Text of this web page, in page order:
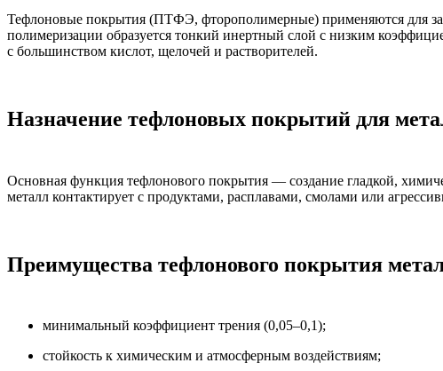
Тефлоновые покрытия (ПТФЭ, фторополимерные) применяются для
полимеризации образуется тонкий инертный слой с низким
с большинством кислот, щелочей и растворителей.
Назначение тефлоновых покрытий для
Основная функция тефлонового покрытия — создание гладкой,
металл контактирует с продуктами, расплавами, смолами или
Преимущества тефлонового покрытия
минимальный коэффициент трения (0,05–0,1);
стойкость к химическим и атмосферным воздействиям;